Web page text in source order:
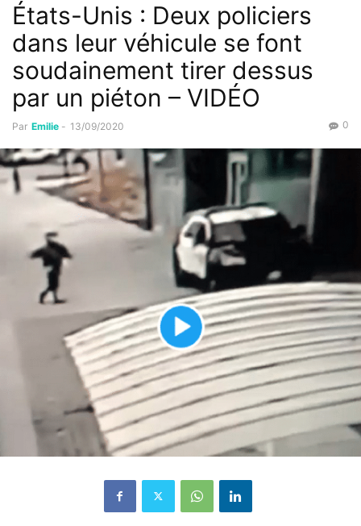
États-Unis : Deux policiers
dans leur véhicule se font
soudainement tirer dessus
par un piéton – VIDÉO
Par Emilie - 13/09/2020 0